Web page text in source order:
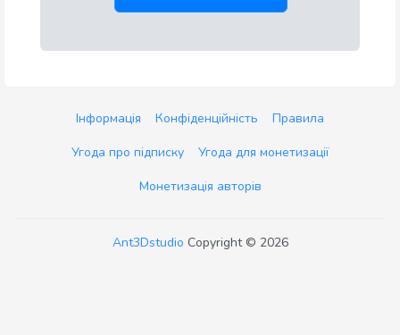
Інформація Конфіденційність
Правила
Угода про підписку
Угода для монетизації
Монетизація авторів
Ant3Dstudio Copyright © 2026